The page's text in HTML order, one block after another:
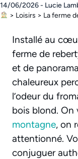
14/06/2026 - Lucie
> Loisirs > La ferme
Installé au
ferme de
et de
chaleureux
l’odeur du
bois blond. On
montagne, on
attentionné.
conjuguer